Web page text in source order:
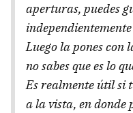
aperturas, puedes
Luego la pones con
no sabes que es lo
Es realmente útil si
a la vista, en donde